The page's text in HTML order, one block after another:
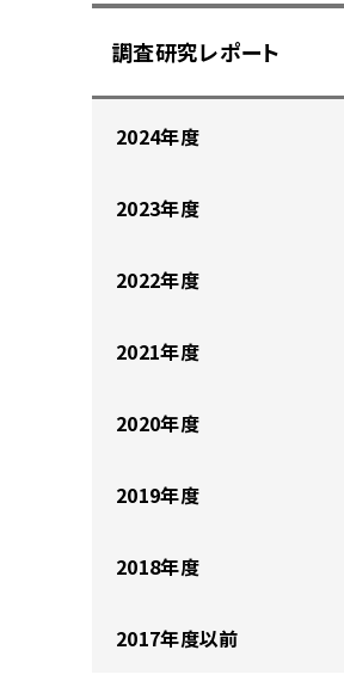
在
ロ
ー
カ
ナ
ビ
ー
ン
調査研究レポート
2024年度
2023年度
2022年度
2021年度
2020年度
2019年度
2018年度
2017年度以前